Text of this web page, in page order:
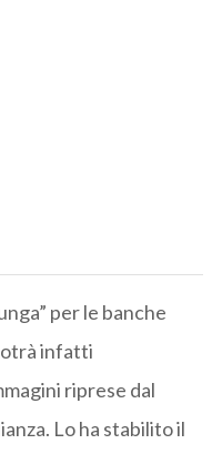
per le banche
infatti
riprese dal
Lo ha stabilito il